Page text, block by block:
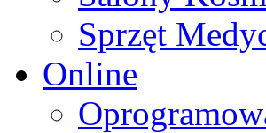
Sprzęt
Online